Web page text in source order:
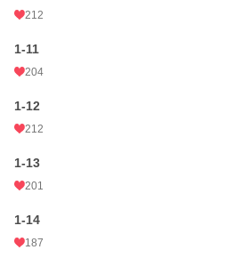
212
1-11
204
1-12
212
1-13
201
1-14
187